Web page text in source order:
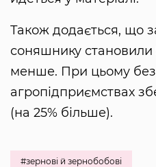
Також додається, що
соняшнику становили
менше. При цьому
агропідприємствах
(на 25% більше).
#зернові й зернобобові